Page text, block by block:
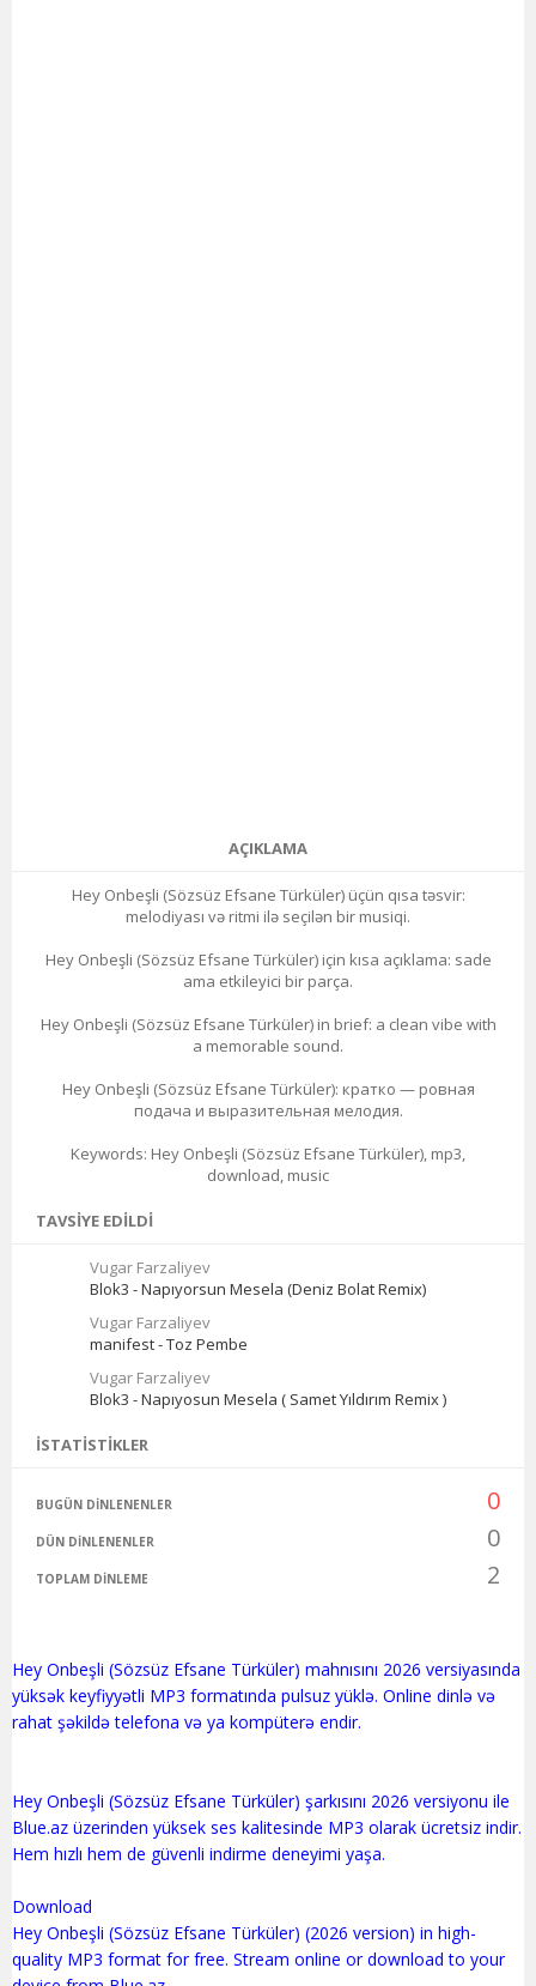
AÇIKLAMA
Hey Onbeşli (Sözsüz Efsane Türküler) üçün qısa təsvir:
melodiyası və ritmi ilə seçilən bir musiqi.
Hey Onbeşli (Sözsüz Efsane Türküler) için kısa açıklama: sade
ama etkileyici bir parça.
Hey Onbeşli (Sözsüz Efsane Türküler) in brief: a clean vibe with
a memorable sound.
Hey Onbeşli (Sözsüz Efsane Türküler): кратко — ровная
подача и выразительная мелодия.
Keywords: Hey Onbeşli (Sözsüz Efsane Türküler), mp3,
download, music
TAVSIYE EDILDI
Vugar Farzaliyev
Blok3 - Napıyorsun Mesela (Deniz Bolat Remix)
Vugar Farzaliyev
manifest - Toz Pembe
Vugar Farzaliyev
Blok3 - Napıyosun Mesela ( Samet Yıldırım Remix )
İSTATISTIKLER
BUGÜN DINLENENLER 0
DÜN DINLENENLER 0
TOPLAM DINLEME 2
Hey Onbeşli (Sözsüz Efsane Türküler) mahnısını 2026 versiyasında
yüksək keyfiyyətli MP3 formatında pulsuz yüklə. Online dinlə və
rahat şəkildə telefona və ya kompüterə endir.
Hey Onbeşli (Sözsüz Efsane Türküler) şarkısını 2026 versiyonu ile
Blue.az üzerinden yüksek ses kalitesinde MP3 olarak ücretsiz indir.
Hem hızlı hem de güvenli indirme deneyimi yaşa.
Download
Hey Onbeşli (Sözsüz Efsane Türküler) (2026 version) in high-
quality MP3 format for free. Stream online or download to your